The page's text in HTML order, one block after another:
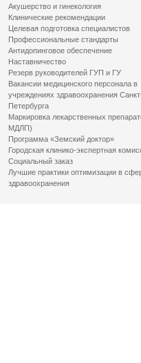
Акушерство и гинекология
Клинические рекомендации
Целевая подготовка специалистов
Профессиональные стандарты
Антидопинговое обеспечение
Наставничество
Резерв руководителей ГУП и ГУ
Вакансии медицинского персонала в
учреждениях здравоохранения
Петербурга
Маркировка лекарственных
МДЛП)
Программа «Земский доктор»
Городская клинико-экспертная
Социальный заказ
Лучшие практики оптимизации в
здравоохранения